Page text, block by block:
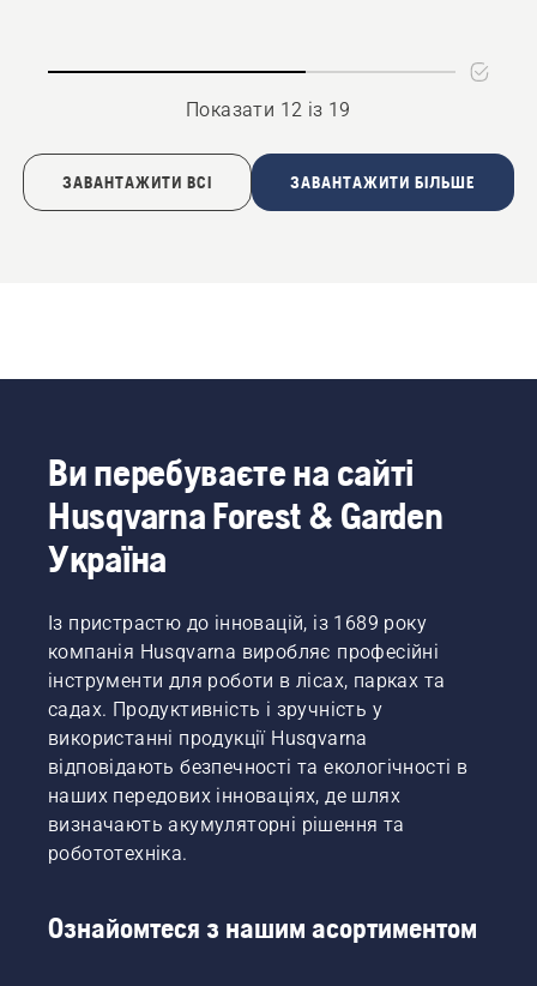
Показати 12 із 19
ЗАВАНТАЖИТИ ВСІ ЗАВАНТАЖИТИ БІЛЬШЕ
Ви перебуваєте на сайті
Husqvarna Forest & Garden
Україна
Із пристрастю до інновацій, із 1689 року
компанія Husqvarna виробляє професійні
інструменти для роботи в лісах, парках та
садах. Продуктивність і зручність у
використанні продукції Husqvarna
відповідають безпечності та екологічності в
наших передових інноваціях, де шлях
визначають акумуляторні рішення та
робототехніка.
Ознайомтеся з нашим асортиментом